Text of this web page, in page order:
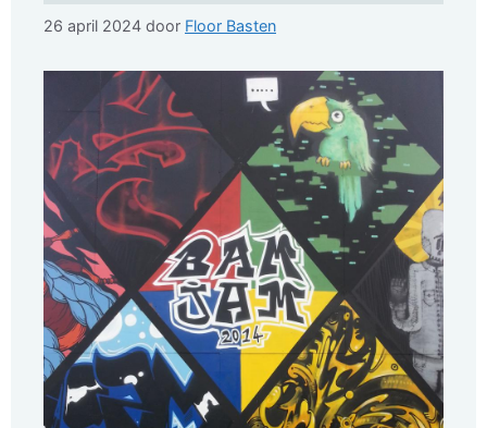
26 april 2024 door Floor Basten